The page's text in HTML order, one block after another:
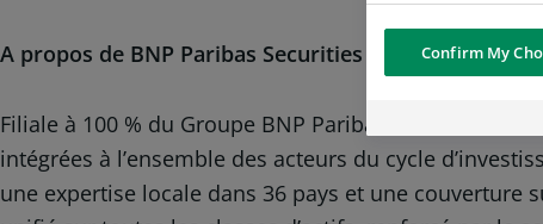
A propos de BNP Paribas Securities Services
Filiale à 100 % du Groupe BNP Paribas, BNP
intégrées à l’ensemble des acteurs du cycle
une expertise locale dans 36 pays et une
Confirm My